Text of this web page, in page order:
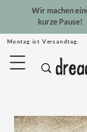
Montag ist
Wir machen
kurze Pause!